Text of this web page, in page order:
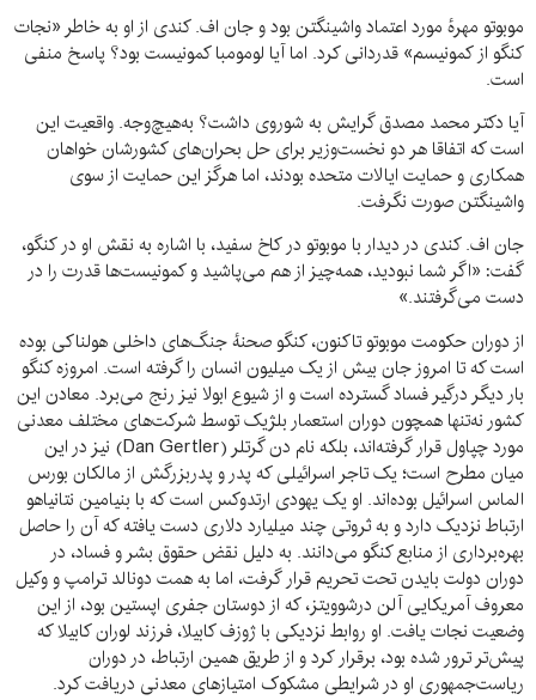
موبوتو مهرهٔ مورد اعتماد واشینگتن بود و جان اف. کندی از او به خاطر «نجات
کنگو از کمونیسم» قدردانی کرد. اما آیا لومومبا کمونیست بود؟ پاسخ منفی
است.
آیا دکتر محمد مصدق گرایش به شوروی داشت؟ به‌هیچ‌وجه. واقعیت این
است که اتفاقا هر دو نخست‌وزیر برای حل بحران‌های کشورشان خواهان
همکاری و حمایت ایالات متحده بودند، اما هرگز این حمایت از سوی
واشینگتن صورت نگرفت.
جان اف. کندی در دیدار با موبوتو در کاخ سفید، با اشاره به نقش او در کنگو،
گفت: «اگر شما نبودید، همه‌چیز از هم می‌پاشید و کمونیست‌ها قدرت را در
دست می‌گرفتند.»
از دوران حکومت موبوتو تاکنون، کنگو صحنهٔ جنگ‌های داخلی هولناکی بوده
است که تا امروز جان بیش از یک میلیون انسان را گرفته است. امروزه کنگو
بار دیگر درگیر فساد گسترده است و از شیوع ابولا نیز رنج می‌برد. معادن این
کشور نه‌تنها همچون دوران استعمار بلژیک توسط شرکت‌های مختلف معدنی
مورد چپاول قرار گرفته‌اند، بلکه نام دن گرتلر (Dan Gertler) نیز در این
میان مطرح است؛ یک تاجر اسرائیلی که پدر و پدربزرگش از مالکان بورس
الماس اسرائیل بوده‌اند. او یک یهودی ارتدوکس است که با بنیامین نتانیاهو
ارتباط نزدیک دارد و به ثروتی چند میلیارد دلاری دست یافته که آن را حاصل
بهره‌برداری از منابع کنگو می‌دانند. به دلیل نقض حقوق بشر و فساد، در
دوران دولت بایدن تحت تحریم قرار گرفت، اما به همت دونالد ترامپ و وکیل
معروف آمریکایی‌ آلن درشوویتز، که از دوستان جفری اپستین بود، از این
وضعیت نجات یافت. او روابط نزدیکی با ژوزف کابیلا، فرزند لوران کابیلا که
پیش‌تر ترور شده بود، برقرار کرد و از طریق همین ارتباط، در دوران
ریاست‌جمهوری او در شرایطی مشکوک امتیازهای معدنی دریافت کرد.